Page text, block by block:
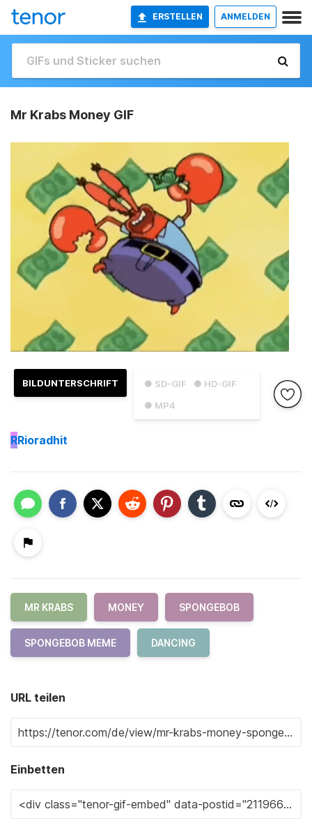
ERSTELLEN ANMELDEN
Mr Krabs Money GIF
● SD-GIF
● HD-GIF
● MP4
BILDUNTERSCHRIFT
RRioradhit
MR KRABS MONEY SPONGEBOB
SPONGEBOB MEME DANCING
URL teilen
Einbetten